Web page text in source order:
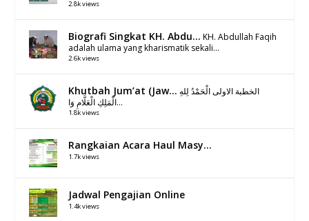
2.8k views
Biografi Singkat KH. Abdu... KH. Abdullah Faqih
adalah ulama yang kharismatik sekali...
2.6k views
Khutbah Jum’at (Jaw... الخطبة الاولى الْحَمْدُ لِلهِ
الْمَلِكِ الْعَلَّامِ وَا...
1.8k views
Rangkaian Acara Haul Masy...
1.7k views
Jadwal Pengajian Online
1.4k views